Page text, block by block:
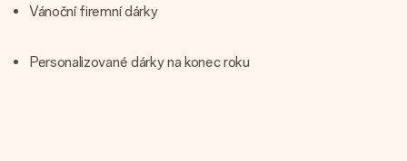
Vánoční firemní dárky
Personalizované dárky na konec roku